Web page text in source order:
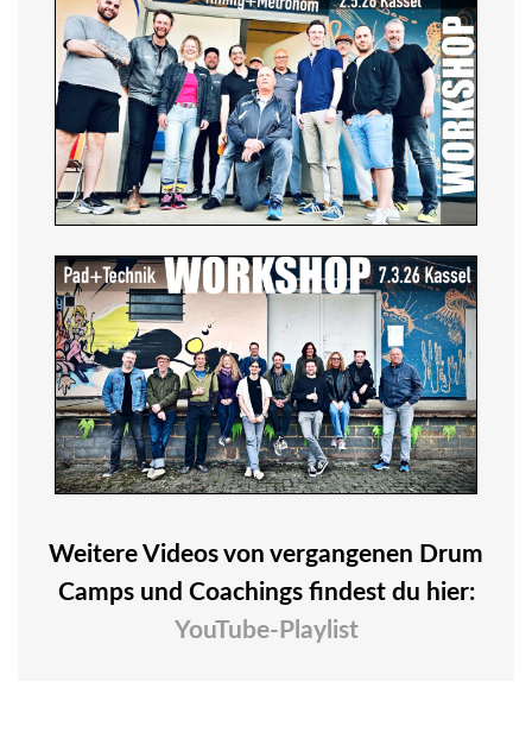
Weitere Videos von vergangenen Drum
Camps und Coachings findest du hier:
YouTube-Playlist